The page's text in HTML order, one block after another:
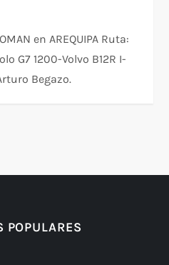
en AREQUIPA Ruta:
G7 1200-Volvo B12R I-
Begazo.
POPULARES